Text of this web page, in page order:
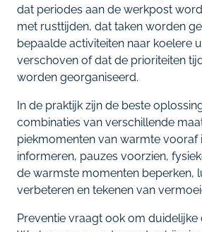
dat periodes aan de werkpost
met rusttijden, dat taken worden
bepaalde activiteiten naar koelere
verschoven of dat de prioriteiten
worden georganiseerd.
In de praktijk zijn de beste
combinaties van verschillende
piekmomenten van warmte vooraf
informeren, pauzes voorzien,
de warmste momenten beperken,
verbeteren en tekenen van
Preventie vraagt ook om duidelijke